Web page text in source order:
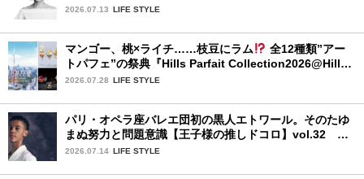
2026.07.13 LIFE STYLE
マンゴー、桃×ライチ……枝豆にラム
全12種類”アー
トパフェ”の祭典『Hills Parfait Collection2026@Hills
House』
2026.07.28 LIFE STYLE
パリ・オペラ座バレエ団初の黒人エトワール。そのたゆ
まぬ努力と問題意識【王子様の推しドコロ】vol.32 ギ
ヨーム・ディオップさん
2026.07.14 LIFE STYLE